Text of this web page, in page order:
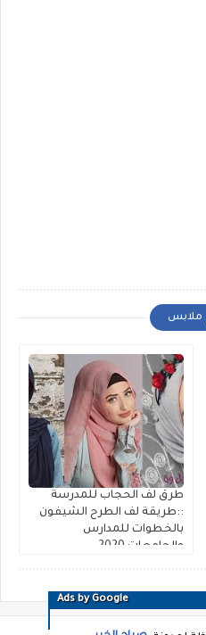
Ads by Google
ملابس
طرق لف الحجاب للمدرسة
::طريقة لف الطرح الشيفون
بالخطوات للمدارس
والجامعات 2020